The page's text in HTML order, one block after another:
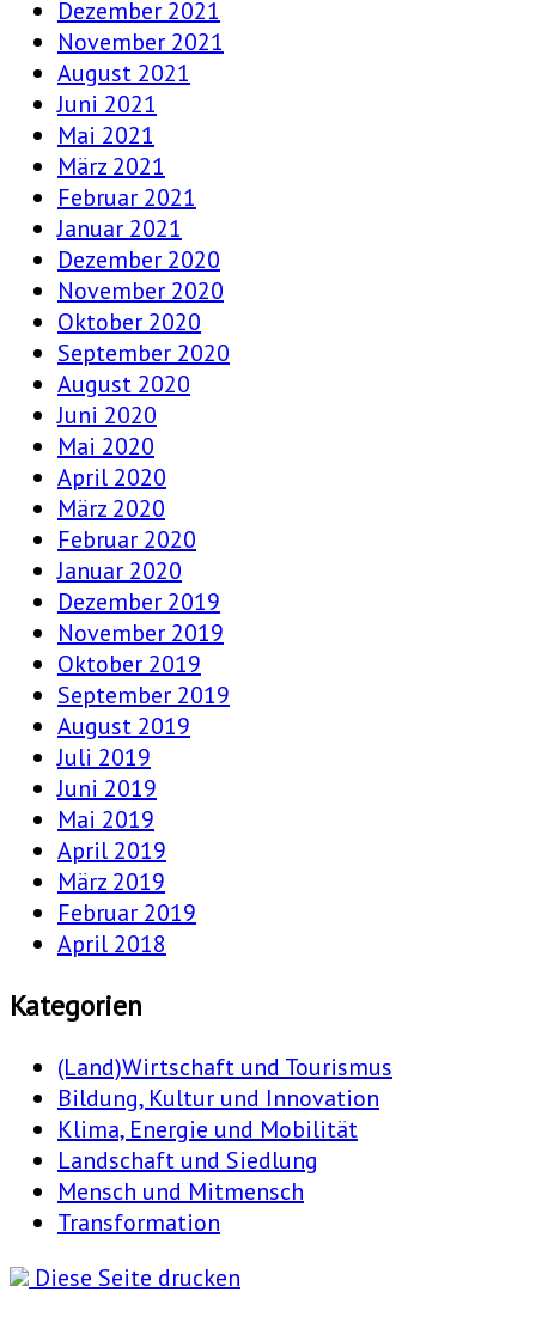
Dezember 2021
November 2021
August 2021
Juni 2021
Mai 2021
März 2021
Februar 2021
Januar 2021
Dezember 2020
November 2020
Oktober 2020
September 2020
August 2020
Juni 2020
Mai 2020
April 2020
März 2020
Februar 2020
Januar 2020
Dezember 2019
November 2019
Oktober 2019
September 2019
August 2019
Juli 2019
Juni 2019
Mai 2019
April 2019
März 2019
Februar 2019
April 2018
Kategorien
(Land)Wirtschaft und Tourismus
Bildung, Kultur und Innovation
Klima, Energie und Mobilität
Landschaft und Siedlung
Mensch und Mitmensch
Transformation
Diese Seite drucken